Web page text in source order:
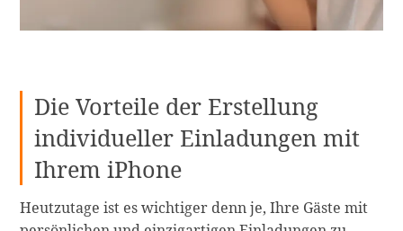
Die Vorteile der Erstellung
individueller Einladungen mit
Ihrem iPhone
Heutzutage ist es wichtiger denn je, Ihre Gäste mit